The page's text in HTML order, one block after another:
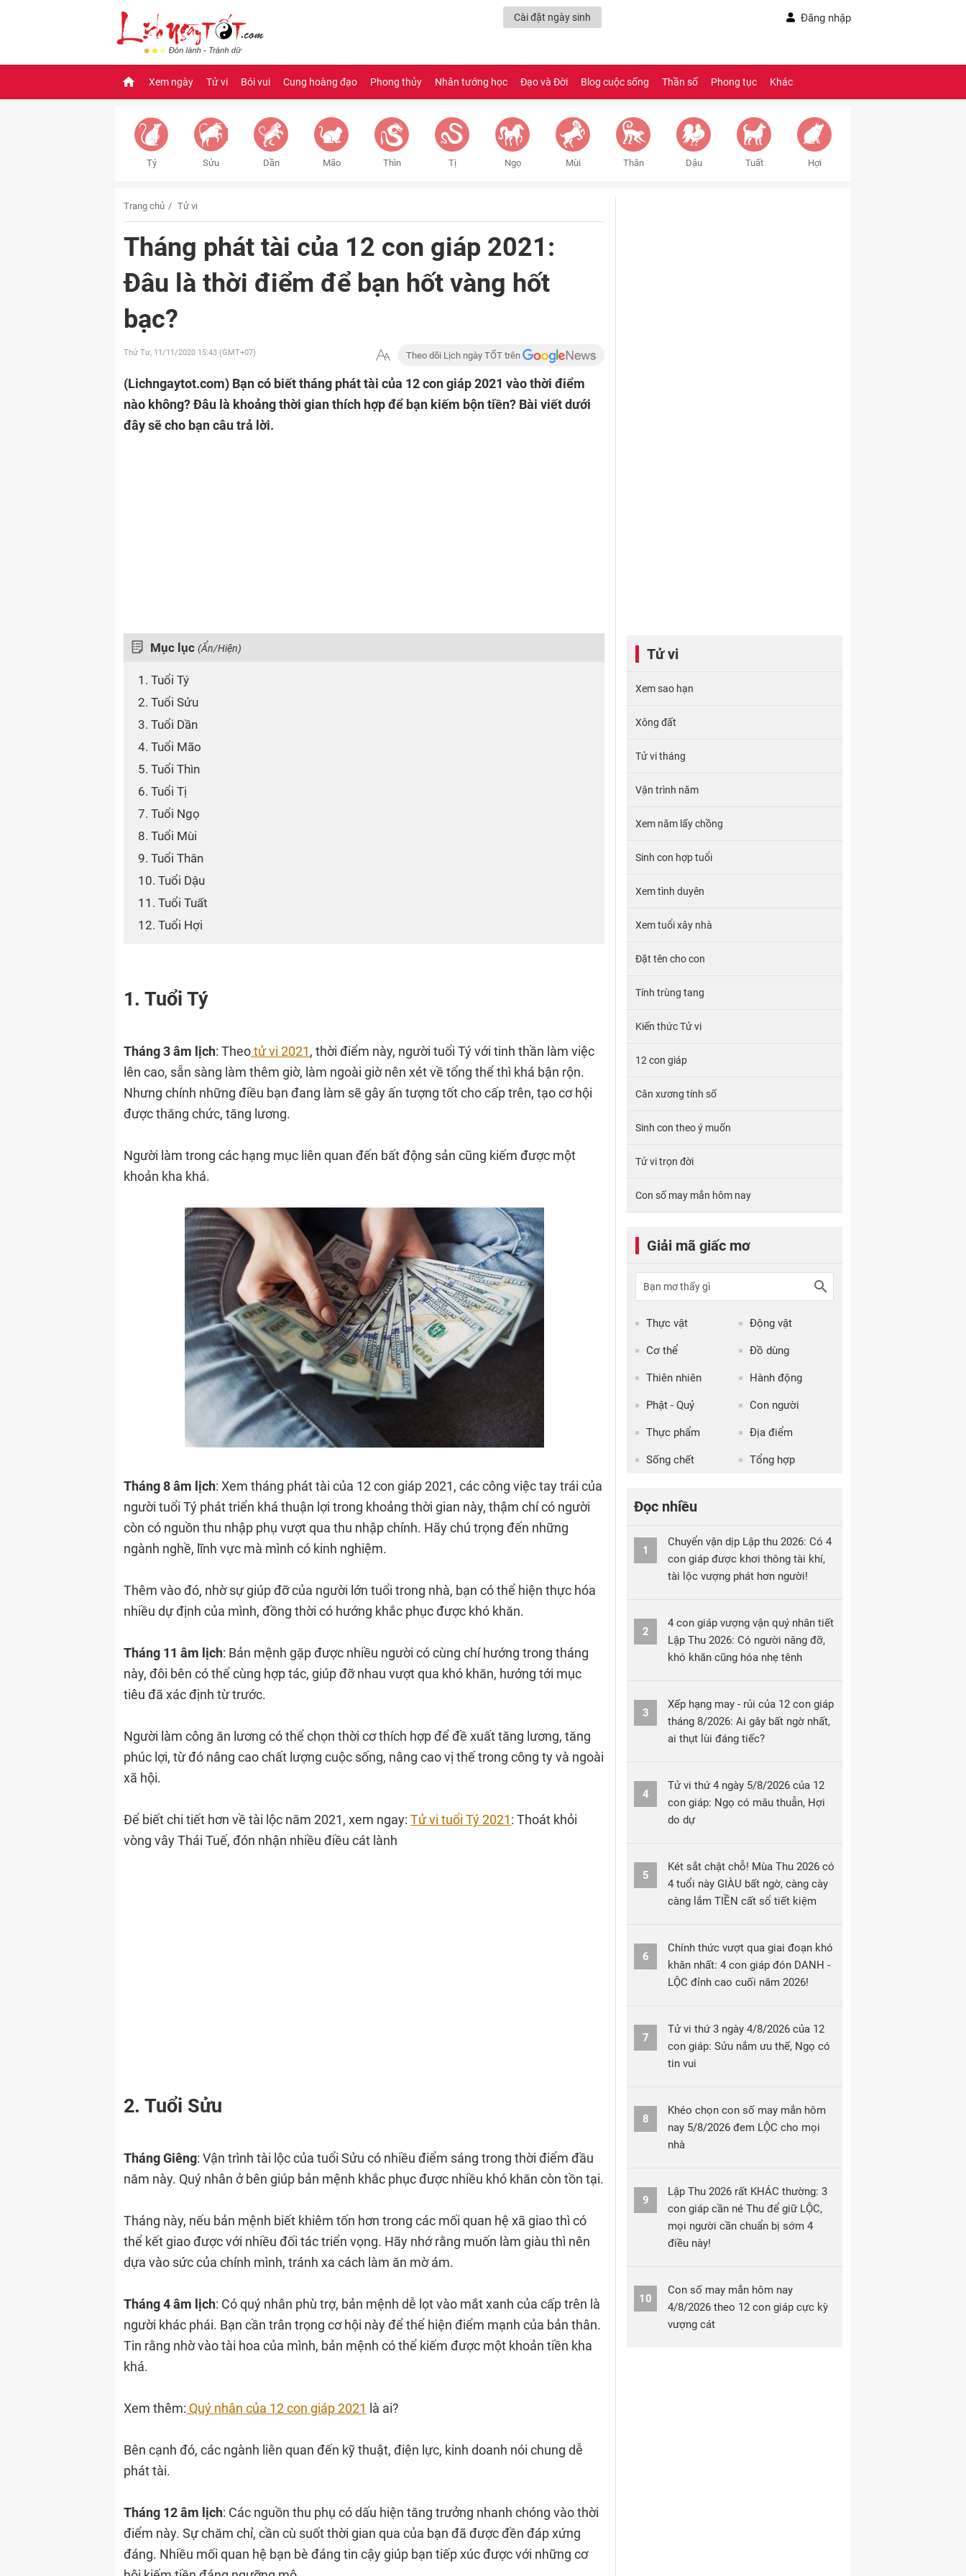
Cài đặt ngày sinh Đăng nhập
Xem ngày Tử vi Bói vui Cung hoàng đạo Phong thủy Nhân tướng học Đạo và Đời Blog cuộc sống Thần số Phong tục Khác
Tý Sửu Dần Mão Thìn Tị Ngọ Mùi Thân Dậu Tuất Hợi
Trang chủ Tử vi
Tháng phát tài của 12 con giáp 2021:
Đâu là thời điểm để bạn hốt vàng hốt
bạc?
Thứ Tư, 11/11/2020 15:43 (GMT+07) Theo dõi Lịch ngày TỐT trên
(Lichngaytot.com) Bạn có biết tháng phát tài của 12 con giáp 2021 vào thời điểm
nào không? Đâu là khoảng thời gian thích hợp để bạn kiếm bộn tiền? Bài viết dưới
đây sẽ cho bạn câu trả lời.
Mục lục (Ẩn/Hiện)
1. Tuổi Tý
2. Tuổi Sửu
3. Tuổi Dần
4. Tuổi Mão
5. Tuổi Thìn
6. Tuổi Tị
7. Tuổi Ngọ
8. Tuổi Mùi
9. Tuổi Thân
10. Tuổi Dậu
11. Tuổi Tuất
12. Tuổi Hợi
1. Tuổi Tý
Tháng 3 âm lịch: Theotử vi 2021, thời điểm này, người tuổi Tý với tinh thần làm việc
lên cao, sẵn sàng làm thêm giờ, làm ngoài giờ nên xét về tổng thể thì khá bận rộn.
Nhưng chính những điều bạn đang làm sẽ gây ấn tượng tốt cho cấp trên, tạo cơ hội
được thăng chức, tăng lương.
Người làm trong các hạng mục liên quan đến bất động sản cũng kiếm được một
khoản kha khá.
Tháng 8 âm lịch: Xem tháng phát tài của 12 con giáp 2021, các công việc tay trái của
người tuổi Tý phát triển khá thuận lợi trong khoảng thời gian này, thậm chí có người
còn có nguồn thu nhập phụ vượt qua thu nhập chính. Hãy chú trọng đến những
ngành nghề, lĩnh vực mà mình có kinh nghiệm.
Thêm vào đó, nhờ sự giúp đỡ của người lớn tuổi trong nhà, bạn có thể hiện thực hóa
nhiều dự định của mình, đồng thời có hướng khắc phục được khó khăn.
Tháng 11 âm lịch: Bản mệnh gặp được nhiều người có cùng chí hướng trong tháng
này, đôi bên có thể cùng hợp tác, giúp đỡ nhau vượt qua khó khăn, hướng tới mục
tiêu đã xác định từ trước.
Người làm công ăn lương có thể chọn thời cơ thích hợp để đề xuất tăng lương, tăng
phúc lợi, từ đó nâng cao chất lượng cuộc sống, nâng cao vị thế trong công ty và ngoài
xã hội.
Để biết chi tiết hơn về tài lộc năm 2021, xem ngay: Tử vi tuổi Tý 2021: Thoát khỏi
vòng vây Thái Tuế, đón nhận nhiều điều cát lành
2. Tuổi Sửu
Tháng Giêng: Vận trình tài lộc của tuổi Sửu có nhiều điểm sáng trong thời điểm đầu
năm này. Quý nhân ở bên giúp bản mệnh khắc phục được nhiều khó khăn còn tồn tại.
Tháng này, nếu bản mệnh biết khiêm tốn hơn trong các mối quan hệ xã giao thì có
thể kết giao được với nhiều đối tác triển vọng. Hãy nhớ rằng muốn làm giàu thì nên
dựa vào sức của chính mình, tránh xa cách làm ăn mờ ám.
Tháng 4 âm lịch: Có quý nhân phù trợ, bản mệnh dễ lọt vào mắt xanh của cấp trên là
người khác phái. Bạn cần trân trọng cơ hội này để thể hiện điểm mạnh của bản thân.
Tin rằng nhờ vào tài hoa của mình, bản mệnh có thể kiếm được một khoản tiền kha
khá.
Xem thêm: Quý nhân của 12 con giáp 2021 là ai?
Bên cạnh đó, các ngành liên quan đến kỹ thuật, điện lực, kinh doanh nói chung dễ
phát tài.
Tháng 12 âm lịch: Các nguồn thu phụ có dấu hiện tăng trưởng nhanh chóng vào thời
điểm này. Sự chăm chỉ, cần cù suốt thời gian qua của bạn đã được đền đáp xứng
đáng. Nhiều mối quan hệ bạn bè đáng tin cậy giúp bạn tiếp xúc được với những cơ
Tử vi
Xem sao hạn
Xông đất
Tử vi tháng
Vận trình năm
Xem năm lấy chồng
Sinh con hợp tuổi
Xem tình duyên
Xem tuổi xây nhà
Đặt tên cho con
Tính trùng tang
Kiến thức Tử vi
12 con giáp
Cân xương tính số
Sinh con theo ý muốn
Tử vi trọn đời
Con số may mắn hôm nay
Giải mã giấc mơ
Thực vật Động vật
Cơ thể Đồ dùng
Thiên nhiên Hành động
Phật - Quỷ Con người
Thực phẩm Địa điểm
Sống chết Tổng hợp
Đọc nhiều
1
Chuyển vận dịp Lập thu 2026: Có 4
con giáp được khơi thông tài khí,
tài lộc vượng phát hơn người!
2
4 con giáp vượng vận quý nhân tiết
Lập Thu 2026: Có người nâng đỡ,
khó khăn cũng hóa nhẹ tênh
3
Xếp hạng may - rủi của 12 con giáp
tháng 8/2026: Ai gây bất ngờ nhất,
ai thụt lùi đáng tiếc?
4
Tử vi thứ 4 ngày 5/8/2026 của 12
con giáp: Ngọ có mâu thuẫn, Hợi
do dự
5
Két sắt chật chỗ! Mùa Thu 2026 có
4 tuổi này GIÀU bất ngờ, càng cày
càng lắm TIỀN cất sổ tiết kiệm
6
Chính thức vượt qua giai đoạn khó
khăn nhất: 4 con giáp đón DANH -
LỘC đỉnh cao cuối năm 2026!
7
Tử vi thứ 3 ngày 4/8/2026 của 12
con giáp: Sửu nắm ưu thế, Ngọ có
tin vui
8
Khéo chọn con số may mắn hôm
nay 5/8/2026 đem LỘC cho mọi
nhà
9
Lập Thu 2026 rất KHÁC thường: 3
con giáp cần né Thu để giữ LỘC,
mọi người cần chuẩn bị sớm 4
điều này!
10
Con số may mắn hôm nay
4/8/2026 theo 12 con giáp cực kỳ
vượng cát